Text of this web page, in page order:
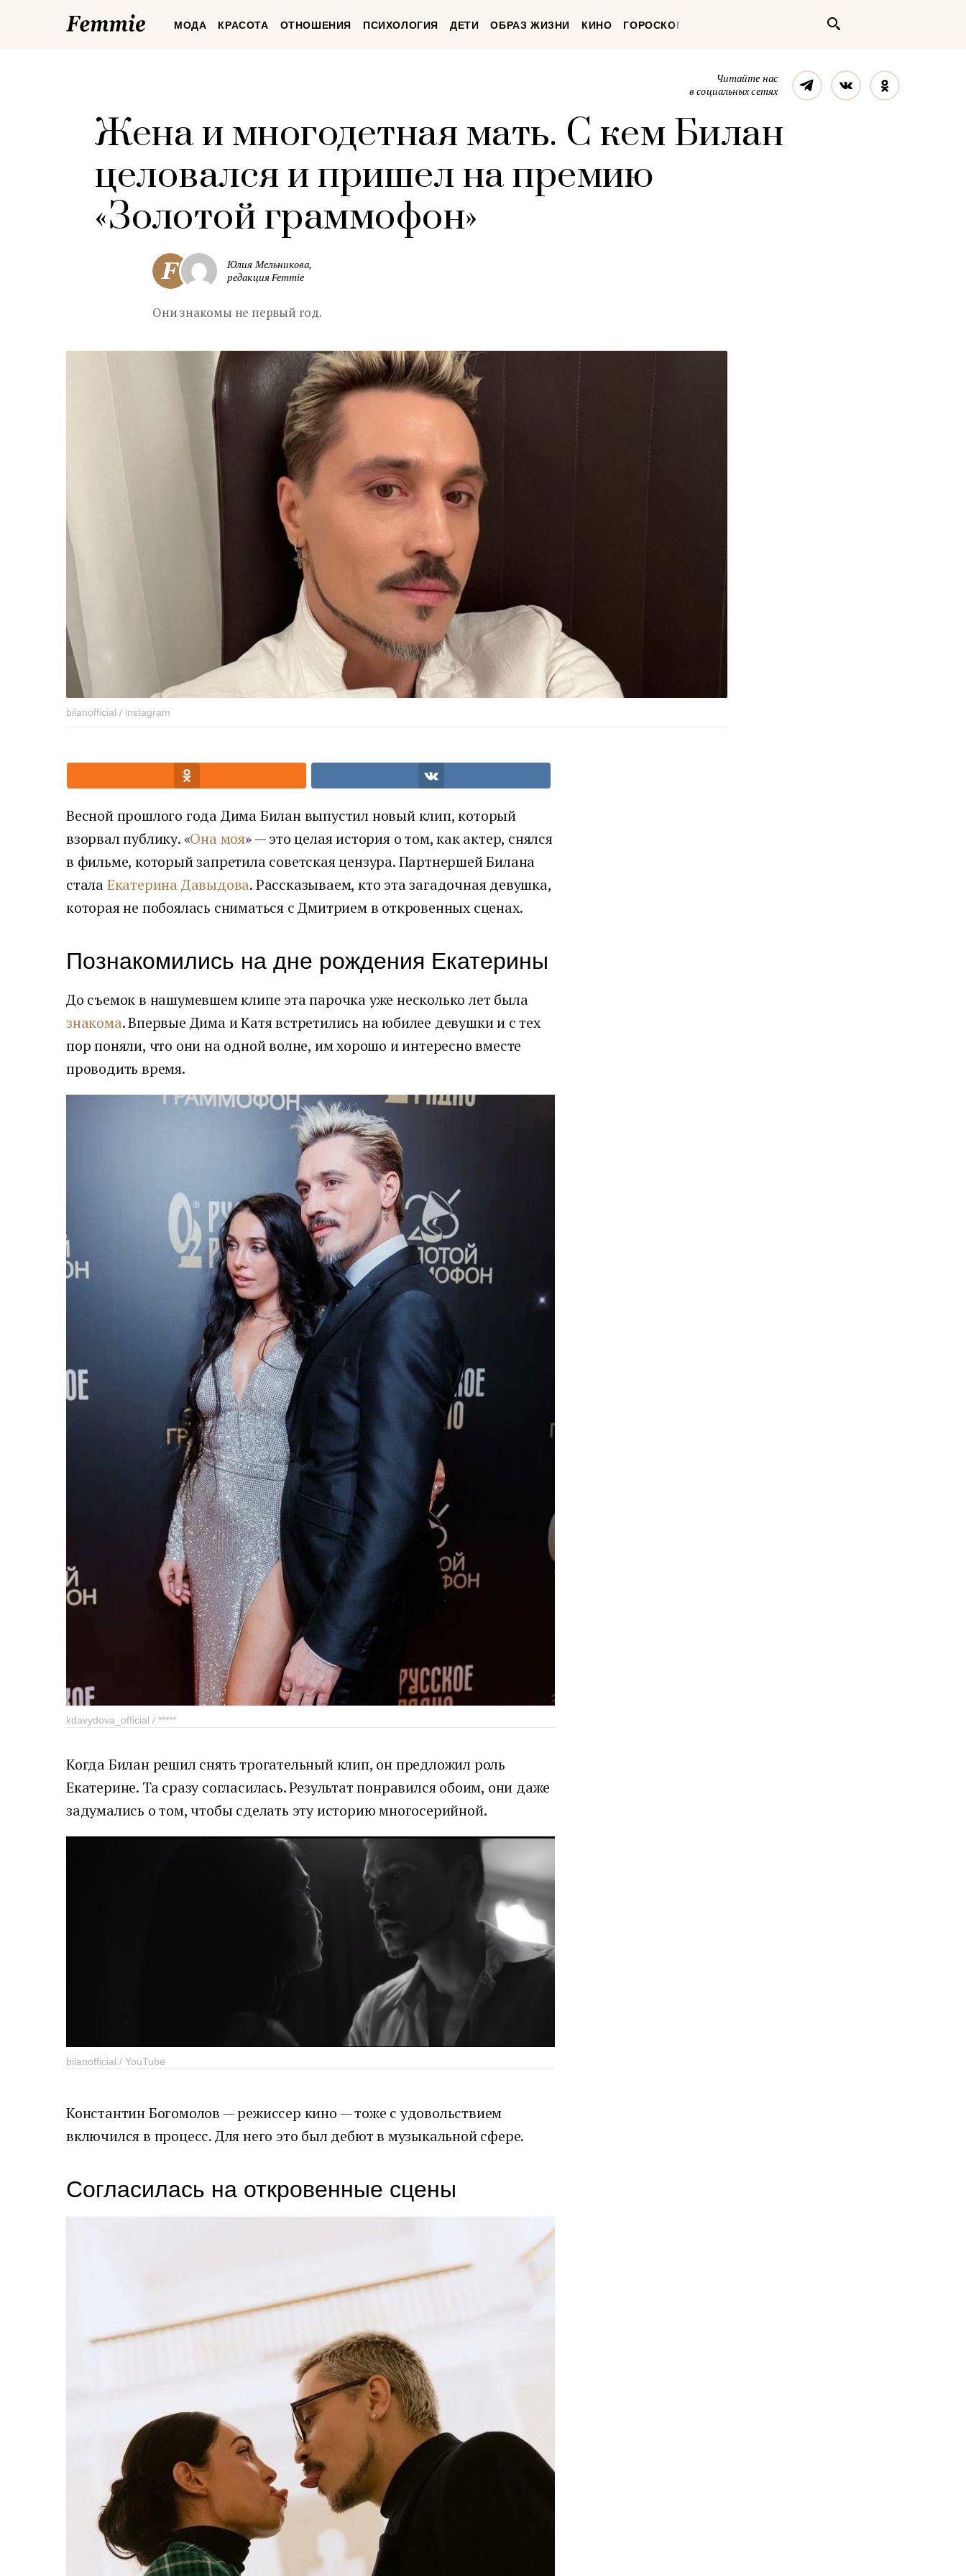
FemmieМОДА КРАСОТА ОТНОШЕНИЯ ПСИХОЛОГИЯ ДЕТИ ОБРАЗ ЖИЗНИ КИНО ГОРОСКОП
Читайте нас
в социальных сетях
ТелеграмВконтакте
Жена и многодетная мать. С кем Билан
целовался и пришел на премию
«Золотой граммофон»
Юлия Мельникова,
редакция Femmie
Они знакомы не первый год.
bilanofficial / instagram
Весной прошлого года Дима Билан выпустил новый клип, который
взорвал публику. «Она моя» — это целая история о том, как актер, снялся
в фильме, который запретила советская цензура. Партнершей Билана
сталаЕкатерина Давыдова. Рассказываем, кто эта загадочная девушка,
которая не побоялась сниматься с Дмитрием в откровенных сценах.
Познакомились на дне рождения Екатерины
До съемок в нашумевшем клипе эта парочка уже несколько лет была
знакома. Впервые Дима и Катя встретились на юбилее девушки и с тех
пор поняли, что они на одной волне, им хорошо и интересно вместе
проводить время.
kdavydova_official / *****
Когда Билан решил снять трогательный клип, он предложил роль
Екатерине. Та сразу согласилась. Результат понравился обоим, они даже
задумались о том, чтобы сделать эту историю многосерийной.
bilanofficial / YouTube
Константин Богомолов — режиссер кино — тоже с удовольствием
включился в процесс. Для него это был дебют в музыкальной сфере.
Согласилась на откровенные сцены